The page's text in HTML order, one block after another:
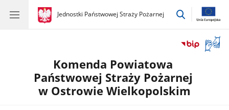
gov.pl
Jednostki Państwowej Straży Pożarnej
gov.pl
Jednostki
przejdź
okno
Komenda Powiatowa
Państwowej Straży Pożarnej
w Ostrowie Wielkopolskim